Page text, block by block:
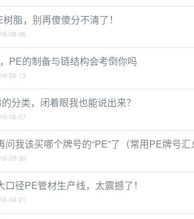
脂，别再傻傻分不清了！
08-06
PE的制备与链结构会考倒你吗
06-13
分类，闭着眼我也能说出来？
06-07
我该买哪个牌号的“PE”了（常用PE牌号汇
05-30
口径PE管材生产线，太震撼了！
04-21